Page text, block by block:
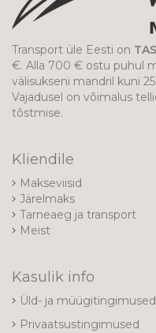
Transport üle Eesti on
€. Alla 700 € ostu puhul
välisukseni mandril kuni
Vajadusel on võimalus
tõstmise.
Kliendile
Makseviisid
Järelmaks
Tarneaeg ja transport
Meist
Kasulik info
Üld- ja müügitingimused
Privaatsustingimused